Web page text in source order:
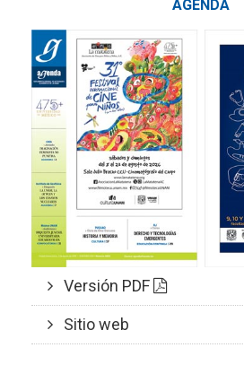
AGENDA
Versión PDF
Sitio web